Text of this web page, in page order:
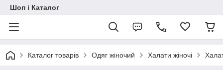
Шоп і Каталог
Каталог товарів Одяг жіночий Халати жіночі